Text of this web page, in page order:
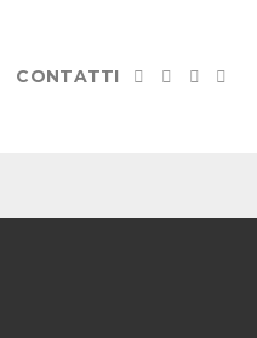
CONTATTI